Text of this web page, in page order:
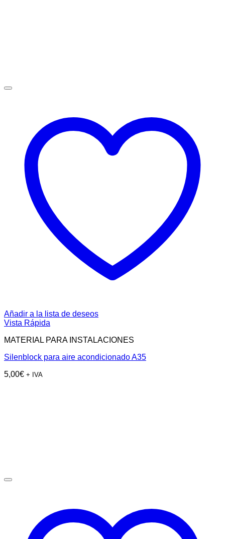
Añadir a la lista de deseos
Vista Rápida
MATERIAL PARA INSTALACIONES
Silenblock para aire acondicionado A35
5,00€ + IVA